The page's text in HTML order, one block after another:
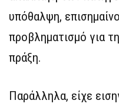
υπόθαλψη,
προβληματισμό για
πράξη.
Παράλληλα, είχε